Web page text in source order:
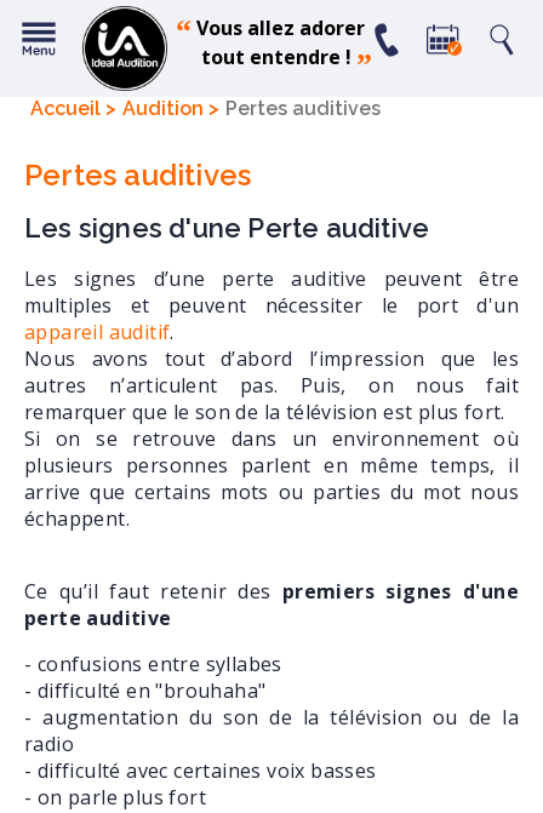
“Vous allez adorer
tout entendre ! ”
Accueil Audition Pertes auditives
Pertes auditives
Les signes d'une Perte auditive
Les signes d’une perte auditive peuvent être
multiples et peuvent nécessiter le port d'un
appareil auditif.
Nous avons tout d’abord l’impression que les
autres n’articulent pas. Puis, on nous fait
remarquer que le son de la télévision est plus fort.
Si on se retrouve dans un environnement où
plusieurs personnes parlent en même temps, il
arrive que certains mots ou parties du mot nous
échappent.
Ce qu’il faut retenir des premiers signes d'une
perte auditive
- confusions entre syllabes
- difficulté en "brouhaha"
- augmentation du son de la télévision ou de la
radio
- difficulté avec certaines voix basses
- on parle plus fort